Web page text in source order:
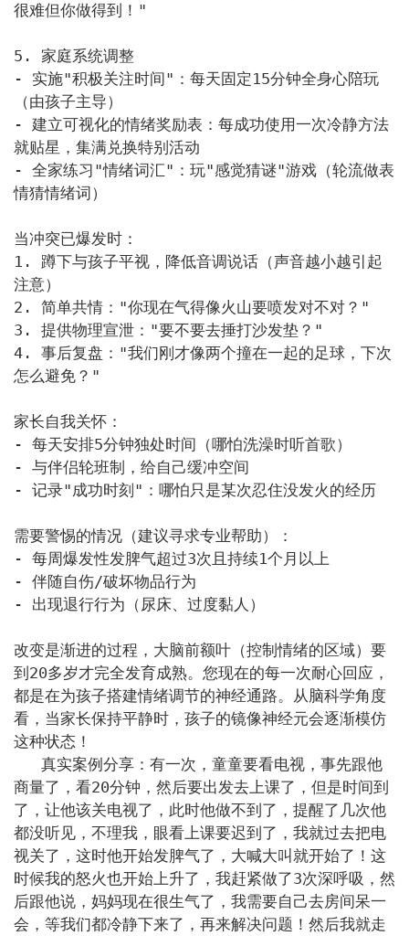
很难但你做得到！"
5. 家庭系统调整
- 实施"积极关注时间"：每天固定15分钟全身心陪玩
（由孩子主导）
- 建立可视化的情绪奖励表：每成功使用一次冷静方法
就贴星，集满兑换特别活动
- 全家练习"情绪词汇"：玩"感觉猜谜"游戏（轮流做表
情猜情绪词）
当冲突已爆发时：
1. 蹲下与孩子平视，降低音调说话（声音越小越引起
注意）
2. 简单共情："你现在气得像火山要喷发对不对？"
3. 提供物理宣泄："要不要去捶打沙发垫？"
4. 事后复盘："我们刚才像两个撞在一起的足球，下次
怎么避免？"
家长自我关怀：
- 每天安排5分钟独处时间（哪怕洗澡时听首歌）
- 与伴侣轮班制，给自己缓冲空间
- 记录"成功时刻"：哪怕只是某次忍住没发火的经历
需要警惕的情况（建议寻求专业帮助）：
- 每周爆发性发脾气超过3次且持续1个月以上
- 伴随自伤/破坏物品行为
- 出现退行行为（尿床、过度黏人）
改变是渐进的过程，大脑前额叶（控制情绪的区域）要
到20多岁才完全发育成熟。您现在的每一次耐心回应，
都是在为孩子搭建情绪调节的神经通路。从脑科学角度
看，当家长保持平静时，孩子的镜像神经元会逐渐模仿
这种状态！
商量了，看20分钟，然后要出发去上课了，但是时间到
了，让他该关电视了，此时他做不到了，提醒了几次他
都没听见，不理我，眼看上课要迟到了，我就过去把电
视关了，这时他开始发脾气了，大喊大叫就开始了！这
时候我的怒火也开始上升了，我赶紧做了3次深呼吸，然
后跟他说，妈妈现在很生气了，我需要自己去房间呆一
会，等我们都冷静下来了，再来解决问题！然后我就走